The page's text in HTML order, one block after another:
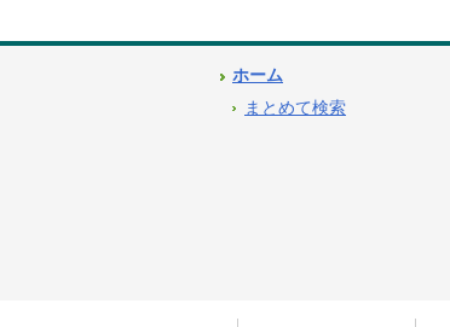
ホーム
まとめて検索